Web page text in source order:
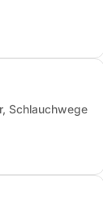
Schlauchwege